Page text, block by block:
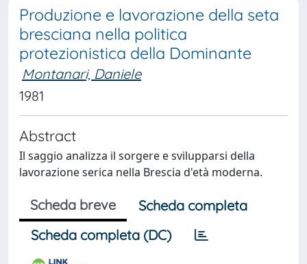
Produzione e lavorazione della seta
bresciana nella politica
protezionistica della Dominante
Montanari, Daniele
1981
Abstract
Il saggio analizza il sorgere e svilupparsi della
lavorazione serica nella Brescia d'età moderna.
Scheda breve
Scheda completa
Scheda completa (DC)